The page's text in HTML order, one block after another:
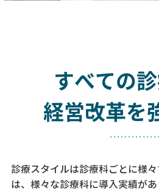
すべての
経営改革を
診療スタイルは診療科ごとに様
は、様々な診療科に導入実績があ